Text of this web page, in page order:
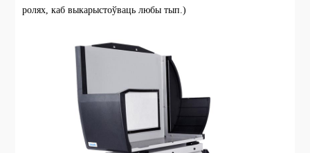
ролях, каб выкарыстоўваць любы тып.)